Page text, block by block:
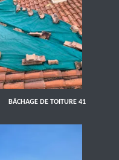
BÂCHAGE DE TOITURE 41